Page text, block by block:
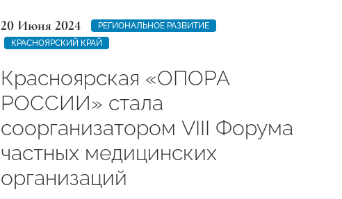
20 Июня 2024
РЕГИОНАЛЬНОЕ РАЗВИТИЕ
КРАСНОЯРСКИЙ КРАЙ
Красноярская «ОПОРА
РОССИИ» стала
соорганизатором VIII Форума
частных медицинских
организаций